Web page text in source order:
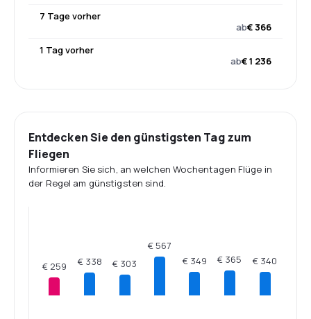
7 Tage vorher
ab€ 366
1 Tag vorher
ab€ 1 236
Entdecken Sie den günstigsten Tag zum
Fliegen
Informieren Sie sich, an welchen Wochentagen Flüge in
der Regel am günstigsten sind.
€ 259 € 338 € 303
€ 567
€ 349
€ 365 € 340